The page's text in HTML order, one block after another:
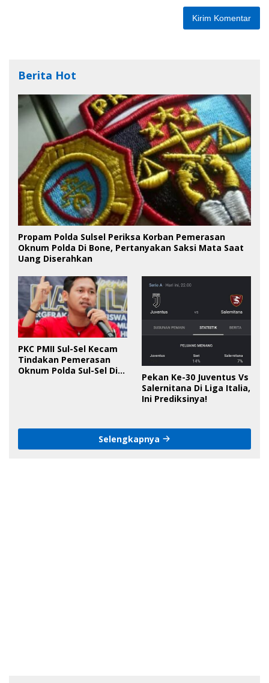
Berita Hot
Propam Polda Sulsel Periksa Korban Pemerasan
Oknum Polda Di Bone, Pertanyakan Saksi Mata Saat
Uang Diserahkan
PKC PMII Sul-Sel Kecam
Tindakan Pemerasan
Oknum Polda Sul-Sel Di
Pekan Ke-30 Juventus Vs
Salernitana Di Liga Italia,
Ini Prediksinya!
Selengkapnya